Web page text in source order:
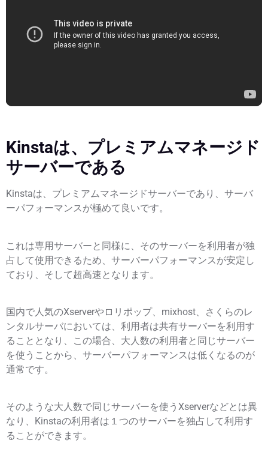
Kinstaは、プレミアムマネージド
サーバーである
Kinstaは、プレミアムマネージドサーバーであり、サーバ
ーパフォーマンスが極めて良いです。
これは専用サーバーと同様に、そのサーバーを利用者が独
占して使用できるため、サーバーパフォーマンスが安定し
ており、そして超高速となります。
国内で人気のXserverやロリポップ、mixhost、さくらのレ
ンタルサーバにおいては、利用者は共有サーバーを利用す
ることとなり、この場合、大人数の利用者と同じサーバー
を使うことから、サーバーパフォーマンスは低くなるのが
通常です。
そのような大人数で同じサーバーを使うXserverなどとは異
なり、Kinstaの利用者は１つのサーバーを独占して利用す
ることができます。